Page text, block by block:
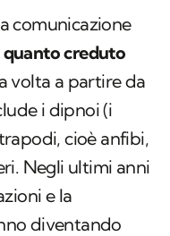
comunicazione
creduto
volta a partire da
i dipnoi (i
cioè anfibi,
Negli ultimi anni
e la
diventando